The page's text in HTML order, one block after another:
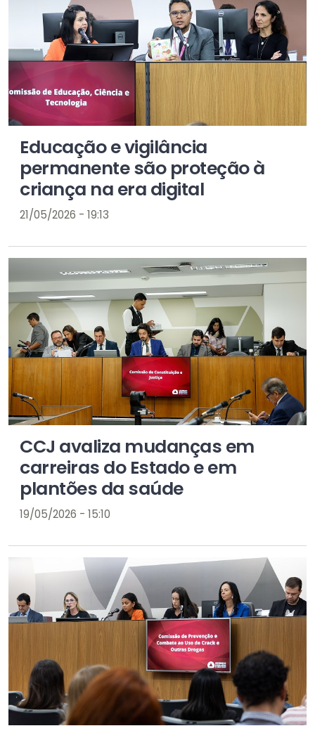
Educação e vigilância
permanente são proteção à
criança na era digital
21/05/2026 - 19:13
CCJ avaliza mudanças em
carreiras do Estado e em
plantões da saúde
19/05/2026 - 15:10